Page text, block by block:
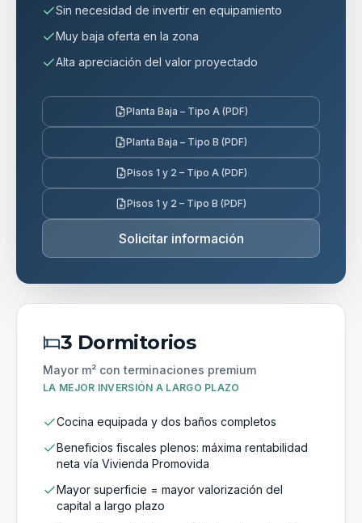
Sin necesidad de invertir en equipamiento
Muy baja oferta en la zona
Alta apreciación del valor proyectado
Planta Baja – Tipo A (PDF)
Planta Baja – Tipo B (PDF)
Pisos 1 y 2 – Tipo A (PDF)
Pisos 1 y 2 – Tipo B (PDF)
Solicitar información
3 Dormitorios
Mayor m² con terminaciones premium
LA MEJOR INVERSIÓN A LARGO PLAZO
Cocina equipada y dos baños completos
Beneficios fiscales plenos: máxima rentabilidad
neta vía Vivienda Promovida
Mayor superficie = mayor valorización del
capital a largo plazo